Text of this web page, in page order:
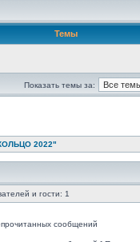
Темы
Показать темы за:
2022"
и гости: 1
сообщений